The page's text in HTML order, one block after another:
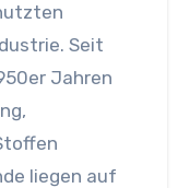
Seit
Jahren
liegen auf